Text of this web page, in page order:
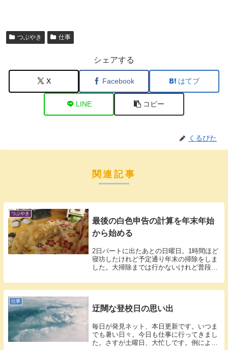
つぶやき 仕事
シェアする
X Facebook はてブ
LINE コピー
くるぴた
関連記事
つぶやき
最後の白色申告の計算を年末年始
から始める
2日パートに出たあとの日曜日。1時間ほど
寝坊したけれど予定通り年末の掃除をしま
した。大掃除までは行かないけれど普段よ
仕事
迂闊な登校日の思い出
毎日が発見ネット、本日更新です。いつま
でも暑い日々。今日も仕事に行ってきまし
た。さすが土曜日、大忙しです。例によっ